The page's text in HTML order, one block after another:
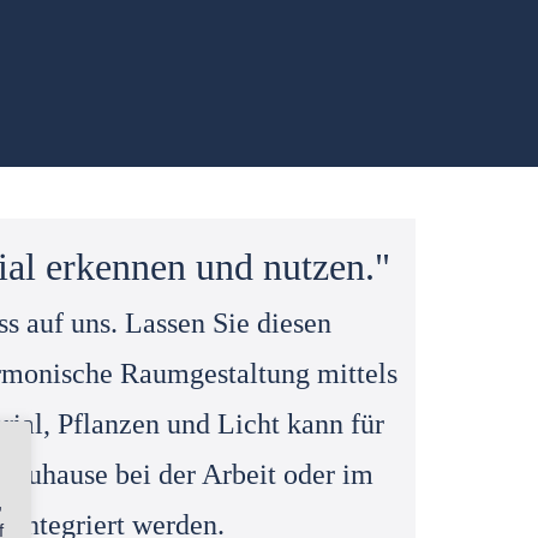
erkennen und nutzen."
auf uns. Lassen Sie diesen
Raumgestaltung mittels
Pflanzen und Licht kann für
bei der Arbeit oder im
integriert werden.